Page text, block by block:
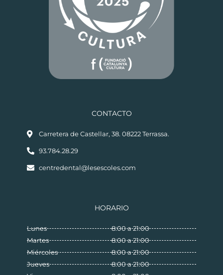
CONTACTO
Carretera de Castellar, 38. 08222 Terrassa.
93.784.28.29
centredental@lesescoles.com
HORARIO
Lunes
Martes
Miércoles
Jueves
8:00 a 21:00
8:00 a 21:00
8:00 a 21:00
8:00 a 21:00